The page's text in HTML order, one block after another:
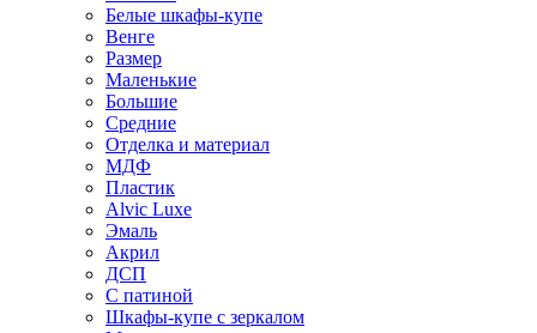
Белые шкафы-купе
Венге
Размер
Маленькие
Большие
Средние
Отделка и материал
МДФ
Пластик
Alvic Luxe
Эмаль
Акрил
ДСП
С патиной
Шкафы-купе с зеркалом